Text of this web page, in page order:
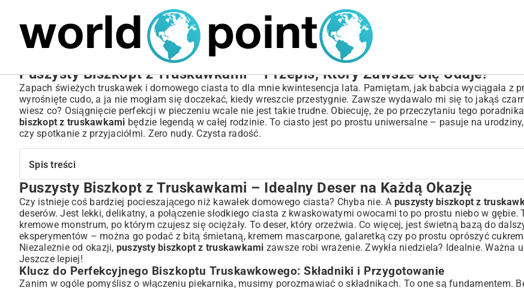
Puszysty Biszkopt z Truskawkami – Przepis, Który Zawsze Się Udaje!
Zapach świeżych truskawek i domowego ciasta to dla mnie kwintesencja lata. Pamiętam, jak babcia wyciągała z
wyrośnięte cudo, a ja nie mogłam się doczekać, kiedy wreszcie przestygnie. Zawsze wydawało mi się to jakąś
wiesz co? Osiągnięcie perfekcji w pieczeniu wcale nie jest takie trudne. Obiecuję, że po przeczytaniu tego
biszkopt z truskawkami będzie legendą w całej rodzinie. To ciasto jest po prostu uniwersalne – pasuje na
czy spotkanie z przyjaciółmi. Zero nudy. Czysta radość.
Spis treści
Puszysty Biszkopt z Truskawkami – Idealny Deser na Każdą Okazję
Klucz do Perfekcyjnego Biszkoptu Truskawkowego: Składniki i Przygotowanie
Jak Wybrać Najlepsze Truskawki do Ciasta?
Sekrety Puszystego Biszkoptu – Od Mąki po Jajka
Niezbędne Akcesoria do Pieczenia
Krok po Kroku: Przepis na Biszkopt z Truskawkami, Który Zawsze Się Uda
Przygotowanie Ciasta Biszkoptowego – Podstawy
Ubijanie Białek na Sztywną Pianę – Klucz do Puszystości
Puszysty Biszkopt z Truskawkami – Idealny Deser na Każdą Okazję
Czy istnieje coś bardziej pocieszającego niż kawałek domowego ciasta? Chyba nie. A puszysty biszkopt z
deserów. Jest lekki, delikatny, a połączenie słodkiego ciasta z kwaskowatymi owocami to po prostu niebo w gębie.
kremowe monstrum, po którym czujesz się ociężały. To deser, który orzeźwia. Co więcej, jest świetną bazą do
eksperymentów – można go podać z bitą śmietaną, kremem mascarpone, galaretką czy po prostu oprószyć
Niezależnie od okazji, puszysty biszkopt z truskawkami zawsze robi wrażenie. Zwykła niedziela? Idealnie. Ważna
Jeszcze lepiej!
Klucz do Perfekcyjnego Biszkoptu Truskawkowego: Składniki i Przygotowanie
Zanim w ogóle pomyślisz o włączeniu piekarnika, musimy porozmawiać o składnikach. To one są fundamentem.